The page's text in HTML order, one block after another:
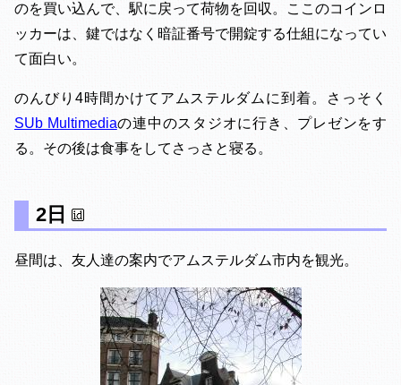
のを買い込んで、駅に戻って荷物を回収。ここのコインロ
ッカーは、鍵ではなく暗証番号で開錠する仕組になってい
て面白い。
のんびり4時間かけてアムステルダムに到着。さっそく
SUb Multimediaの連中のスタジオに行き、プレゼンをす
る。その後は食事をしてさっさと寝る。
2日
昼間は、友人達の案内でアムステルダム市内を観光。